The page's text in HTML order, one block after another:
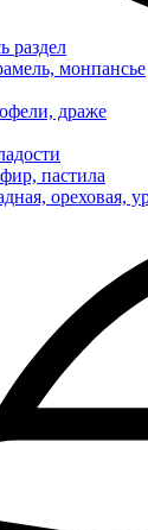
раздел
монпансье
драже
пастила
ореховая,